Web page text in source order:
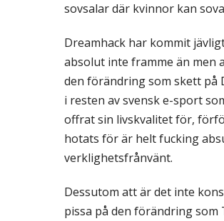
sovsalar där kvinnor kan
Dreamhack har kommit
absolut inte framme än men
den förändring som skett på
i resten av svensk e-sport
offrat sin livskvalitet för,
hotats för är helt fucking
verklighetsfrånvänt.
Dessutom att är det inte
pissa på den förändring som